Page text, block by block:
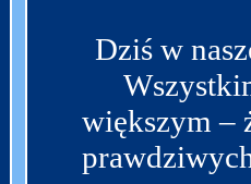
Dziś w
większym –